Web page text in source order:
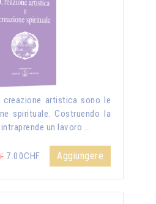
creazione artistica sono le
spirituale. Costruendo la
un lavoro …
7.00CHF Aggiungere